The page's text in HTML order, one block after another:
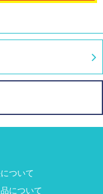
ついて
について